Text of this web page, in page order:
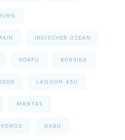
INDISCHER OZEAN
KORFU KORSIKA
LAGOON 450
MANTAS
NABU